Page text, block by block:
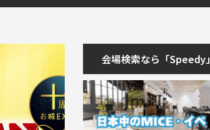
会場検索なら「Speedy」